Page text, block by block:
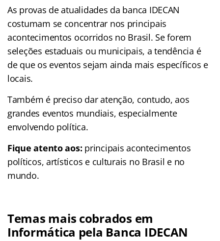
As provas de atualidades da banca IDECAN
costumam se concentrar nos principais
acontecimentos ocorridos no Brasil. Se forem
seleções estaduais ou municipais, a tendência é
de que os eventos sejam ainda mais específicos e
locais.
Também é preciso dar atenção, contudo, aos
grandes eventos mundiais, especialmente
envolvendo política.
Fique atento aos: principais acontecimentos
políticos, artísticos e culturais no Brasil e no
mundo.
Temas mais cobrados em
Informática pela Banca IDECAN